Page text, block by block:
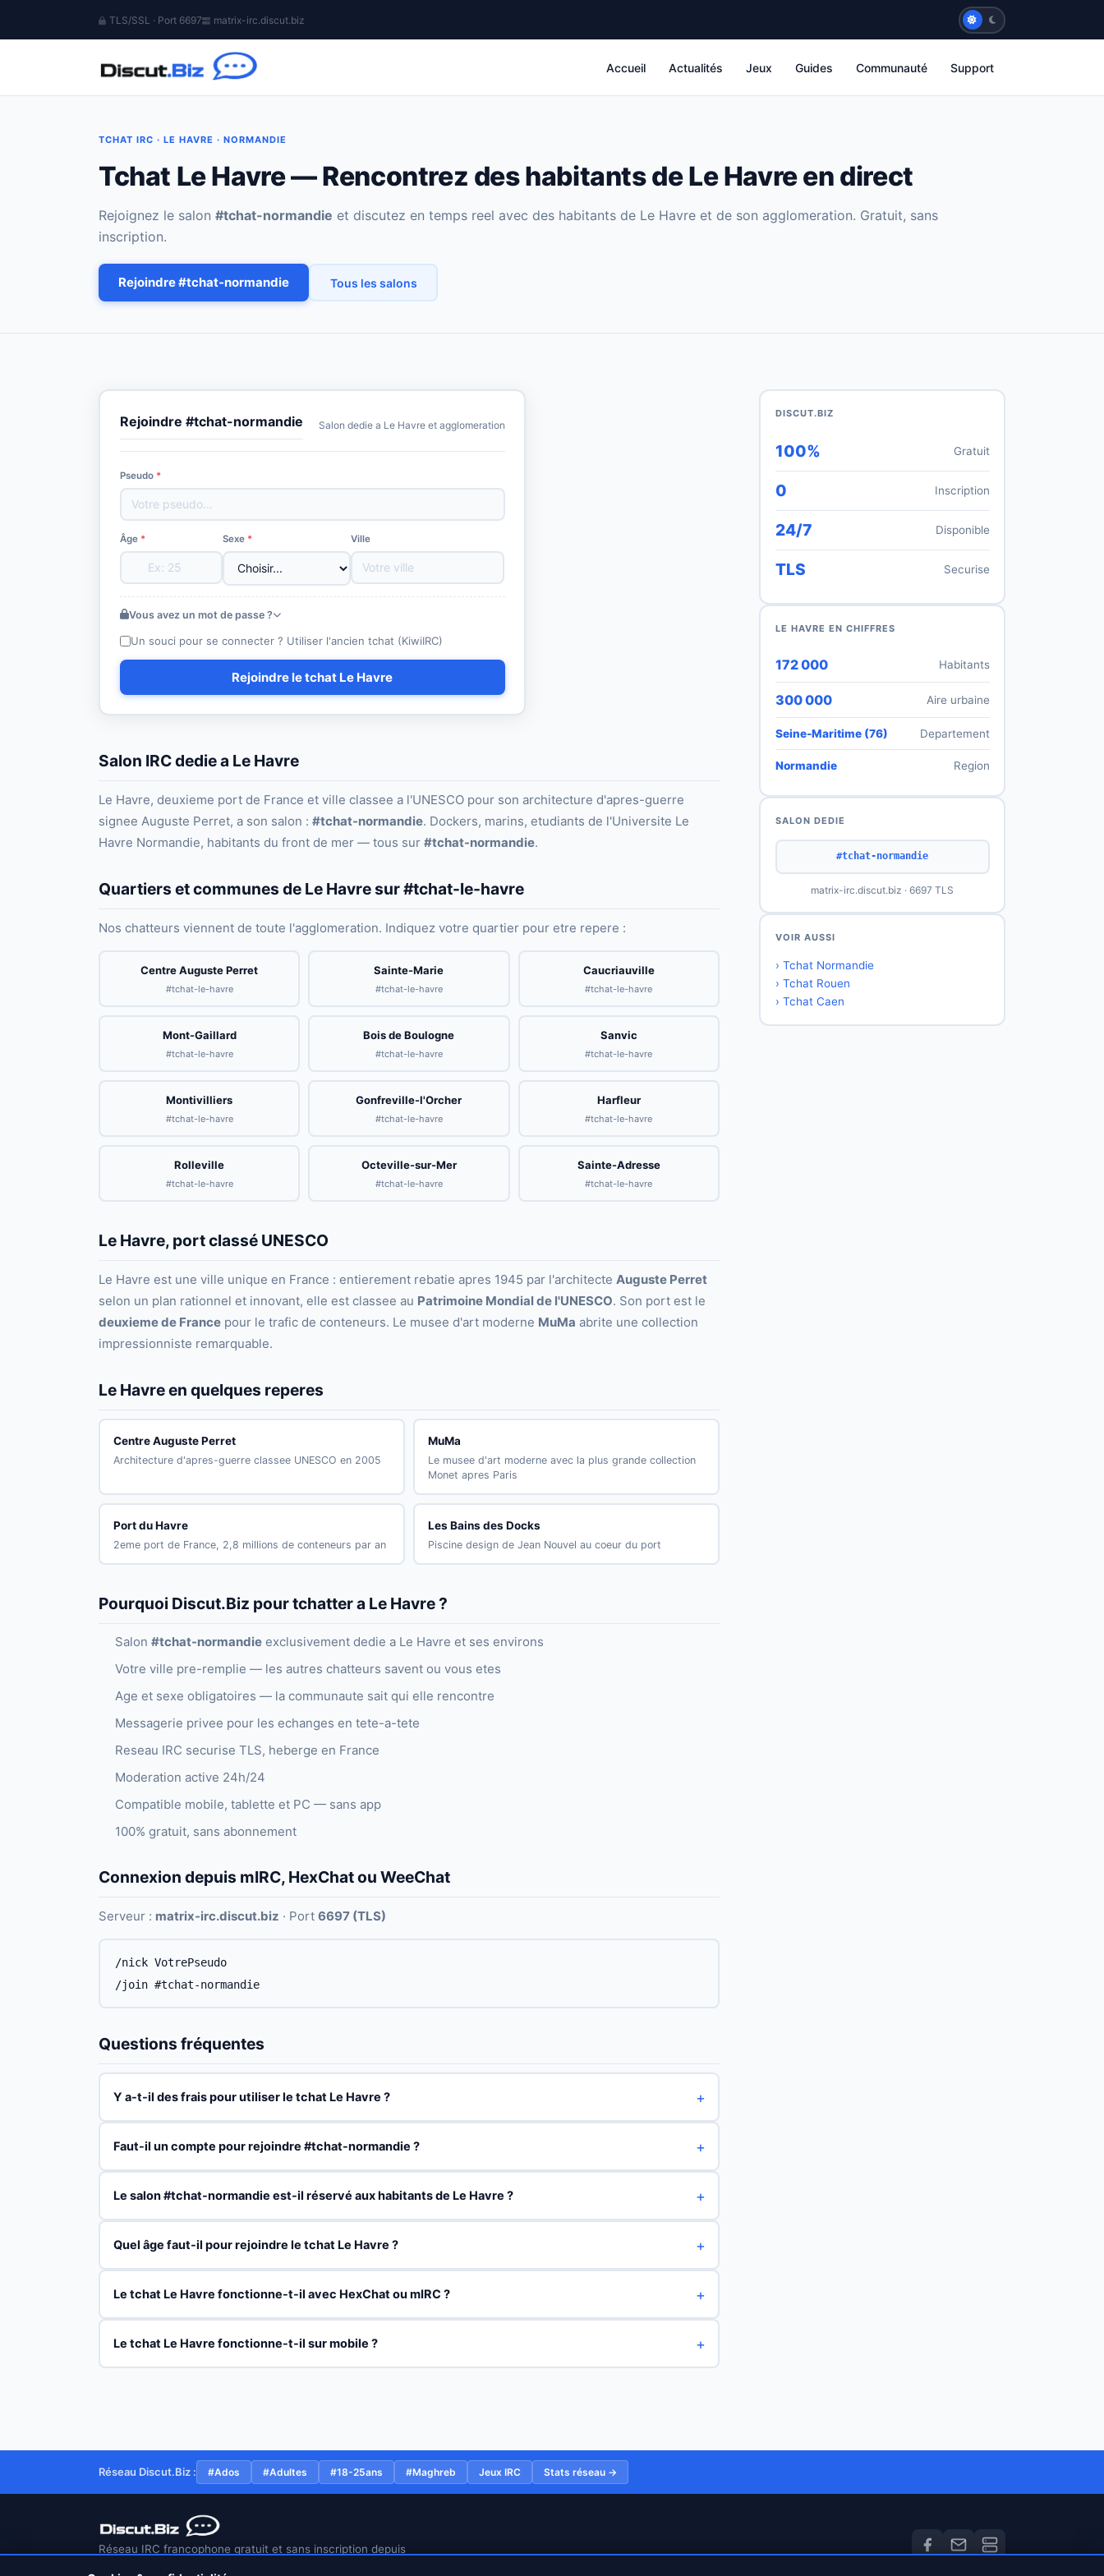
TLS/SSL · Port 6697 matrix-irc.discut.biz
Accueil Actualités Jeux Guides Communauté Support
TCHAT IRC · LE HAVRE · NORMANDIE
Tchat Le Havre — Rencontrez des habitants de Le Havre en direct
Rejoignez le salon #tchat-normandie et discutez en temps reel avec des habitants de Le Havre et de son agglomeration. Gratuit, sans
inscription.
Rejoindre #tchat-normandie Tous les salons
Rejoindre #tchat-normandie Salon dedie a Le Havre et agglomeration
Pseudo *
Âge * Sexe * Ville
Vous avez un mot de passe ?
Un souci pour se connecter ? Utiliser l'ancien tchat (KiwiIRC)
Rejoindre le tchat Le Havre
Salon IRC dedie a Le Havre
Le Havre, deuxieme port de France et ville classee a l'UNESCO pour son architecture d'apres-guerre
signee Auguste Perret, a son salon : #tchat-normandie. Dockers, marins, etudiants de l'Universite Le
Havre Normandie, habitants du front de mer — tous sur #tchat-normandie.
Quartiers et communes de Le Havre sur #tchat-le-havre
Nos chatteurs viennent de toute l'agglomeration. Indiquez votre quartier pour etre repere :
Centre Auguste Perret
#tchat-le-havre
Sainte-Marie
#tchat-le-havre
Caucriauville
#tchat-le-havre
Mont-Gaillard
#tchat-le-havre
Bois de Boulogne
#tchat-le-havre
Sanvic
#tchat-le-havre
Montivilliers
#tchat-le-havre
Gonfreville-l'Orcher
#tchat-le-havre
Harfleur
#tchat-le-havre
Rolleville
#tchat-le-havre
Octeville-sur-Mer
#tchat-le-havre
Sainte-Adresse
#tchat-le-havre
Le Havre, port classé UNESCO
Le Havre est une ville unique en France : entierement rebatie apres 1945 par l'architecte Auguste Perret
selon un plan rationnel et innovant, elle est classee au Patrimoine Mondial de l'UNESCO. Son port est le
deuxieme de France pour le trafic de conteneurs. Le musee d'art moderne MuMa abrite une collection
impressionniste remarquable.
Le Havre en quelques reperes
Centre Auguste Perret
Architecture d'apres-guerre classee UNESCO en 2005
MuMa
Le musee d'art moderne avec la plus grande collection
Monet apres Paris
Port du Havre
2eme port de France, 2,8 millions de conteneurs par an
Les Bains des Docks
Piscine design de Jean Nouvel au coeur du port
Pourquoi Discut.Biz pour tchatter a Le Havre ?
Salon #tchat-normandie exclusivement dedie a Le Havre et ses environs
Votre ville pre-remplie — les autres chatteurs savent ou vous etes
Age et sexe obligatoires — la communaute sait qui elle rencontre
Messagerie privee pour les echanges en tete-a-tete
Reseau IRC securise TLS, heberge en France
Moderation active 24h/24
Compatible mobile, tablette et PC — sans app
100% gratuit, sans abonnement
Connexion depuis mIRC, HexChat ou WeeChat
Serveur : matrix-irc.discut.biz · Port 6697 (TLS)
/nick VotrePseudo
/join #tchat-normandie
Questions fréquentes
Y a-t-il des frais pour utiliser le tchat Le Havre ?
Faut-il un compte pour rejoindre #tchat-normandie ?
Le salon #tchat-normandie est-il réservé aux habitants de Le Havre ?
Quel âge faut-il pour rejoindre le tchat Le Havre ?
Le tchat Le Havre fonctionne-t-il avec HexChat ou mIRC ?
Le tchat Le Havre fonctionne-t-il sur mobile ?
DISCUT.BIZ
100% Gratuit
0 Inscription
24/7 Disponible
TLS Securise
LE HAVRE EN CHIFFRES
172 000 Habitants
300 000 Aire urbaine
Seine-Maritime (76) Departement
Normandie Region
SALON DEDIE
#tchat-normandie
matrix-irc.discut.biz · 6697 TLS
VOIR AUSSI
› Tchat Normandie
› Tchat Rouen
› Tchat Caen
Réseau Discut.Biz : #Ados #Adultes #18-25ans #Maghreb Jeux IRC Stats réseau →
Réseau IRC francophone gratuit et sans inscription depuis